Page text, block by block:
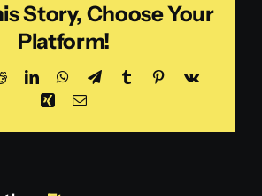
Story, Choose Your
Platform!
RedditLinkedInWhatsApp
TelegramTumblr Pinterest
Vk
XingEmail